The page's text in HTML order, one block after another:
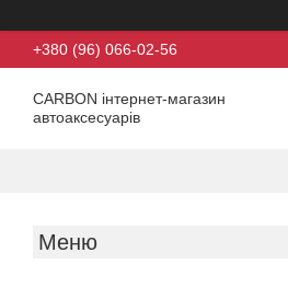
+380 (96) 066-02-56
CARBON інтернет-магазин
автоаксесуарів